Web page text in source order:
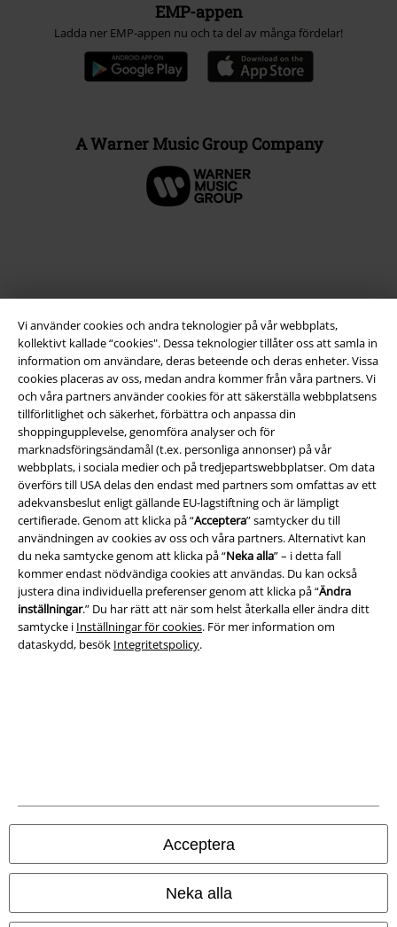
Vi använder cookies och andra teknologier på vår webbplats,
kollektivt kallade “cookies". Dessa teknologier tillåter oss att samla in
information om användare, deras beteende och deras enheter. Vissa
cookies placeras av oss, medan andra kommer från våra partners. Vi
och våra partners använder cookies för att säkerställa webbplatsens
tillförlitlighet och säkerhet, förbättra och anpassa din
shoppingupplevelse, genomföra analyser och för
marknadsföringsändamål (t.ex. personliga annonser) på vår
webbplats, i sociala medier och på tredjepartswebbplatser. Om data
överförs till USA delas den endast med partners som omfattas av ett
adekvansbeslut enligt gällande EU-lagstiftning och är lämpligt
certifierade. Genom att klicka på “Acceptera” samtycker du till
användningen av cookies av oss och våra partners. Alternativt kan
du neka samtycke genom att klicka på “Neka alla” – i detta fall
kommer endast nödvändiga cookies att användas. Du kan också
justera dina individuella preferenser genom att klicka på “Ändra
inställningar.” Du har rätt att när som helst återkalla eller ändra ditt
samtycke i Inställningar för cookies. För mer information om
dataskydd, besök Integritetspolicy.
Acceptera
Neka alla
EMP-appen
Ladda ner EMP-appen nu och ta del av många fördelar!
A Warner Music Group Company
Juridisk information/Villkor
Villkor
Om oss
Ladda ner villkoren
Avfallshantering och miljöskydd
Försäkran om överensstämmelse
Information om tillgänglighet
Våra onlinebutiker
EMP International